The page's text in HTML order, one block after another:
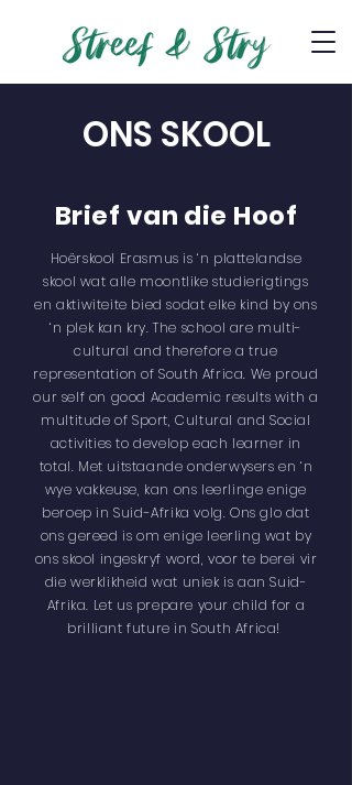
ONS SKOOL
Brief van die Hoof
Hoërskool Erasmus is ‘n plattelandse
skool wat alle moontlike studierigtings
en aktiwiteite bied sodat elke kind by ons
‘n plek kan kry. The school are multi-
cultural and therefore a true
representation of South Africa. We proud
our self on good Academic results with a
multitude of Sport, Cultural and Social
activities to develop each learner in
total. Met uitstaande onderwysers en ‘n
wye vakkeuse, kan ons leerlinge enige
beroep in Suid-Afrika volg. Ons glo dat
ons gereed is om enige leerling wat by
ons skool ingeskryf word, voor te berei vir
die werklikheid wat uniek is aan Suid-
Afrika. Let us prepare your child for a
brilliant future in South Africa!